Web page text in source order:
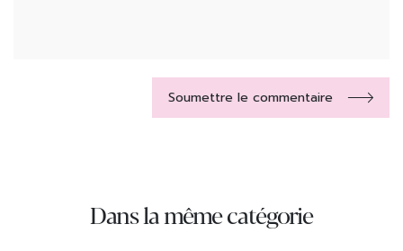
Soumettre le commentaire
Dans la même catégorie